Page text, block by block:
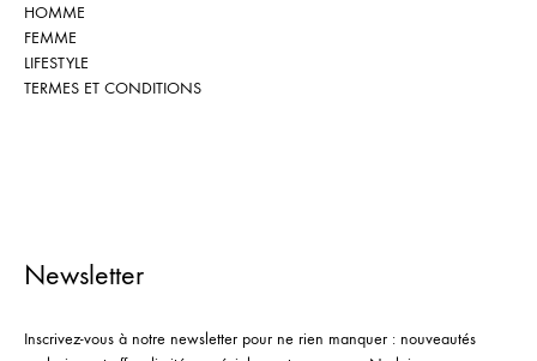
HOMME
FEMME
LIFESTYLE
TERMES ET CONDITIONS
Newsletter
Inscrivez-vous à notre newsletter pour ne rien manquer : nouveautés